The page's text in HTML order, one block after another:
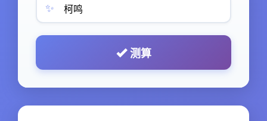
✨
测算